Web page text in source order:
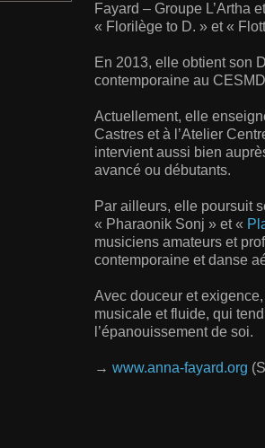
Fayard – Groupe L’Artha
« Florilège to D. » et «
En 2013, elle obtient son
contemporaine au
Actuellement, elle
Castres et à l’Atelier
intervient aussi bien
avancé ou débutants.
Par ailleurs, elle poursuit
« Pharaonik Sonj » et «
musiciens amateurs et
contemporaine et danse
Avec douceur et
musicale et fluide, qui
l’épanouissement de soi.
→ www.anna-fayard.org